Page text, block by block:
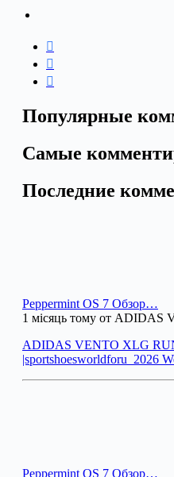
Популярные
Самые
Последние
Peppermint OS 7 Обзор…
1 місяць тому от
ADIDAS VENTO XLG
|sportshoesworldforu_2026
Peppermint OS 7 Обзор…